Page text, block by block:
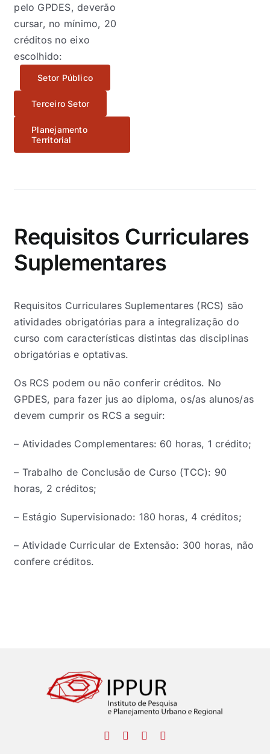
pelo GPDES, deverão
cursar, no mínimo, 20
créditos no eixo
escolhido:
Setor Público
Terceiro Setor
Planejamento
Territorial
Requisitos Curriculares
Suplementares
Requisitos Curriculares Suplementares (RCS) são
atividades obrigatórias para a integralização do
curso com características distintas das disciplinas
obrigatórias e optativas.
Os RCS podem ou não conferir créditos. No
GPDES, para fazer jus ao diploma, os/as alunos/as
devem cumprir os RCS a seguir:
– Atividades Complementares: 60 horas, 1 crédito;
– Trabalho de Conclusão de Curso (TCC): 90
horas, 2 créditos;
– Estágio Supervisionado: 180 horas, 4 créditos;
– Atividade Curricular de Extensão: 300 horas, não
confere créditos.